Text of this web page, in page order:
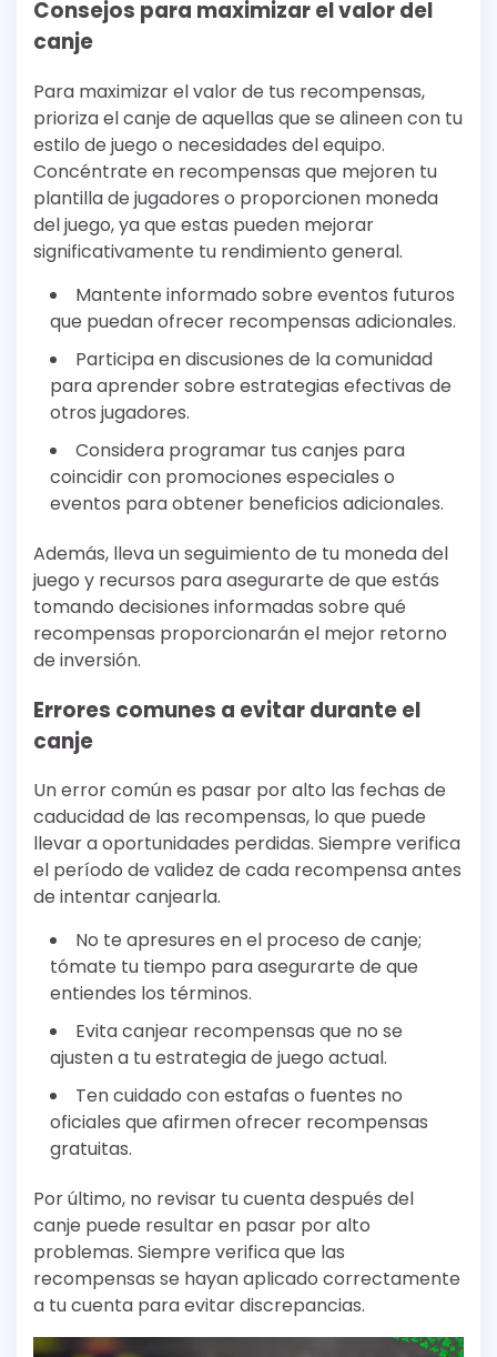
Consejos para maximizar el valor del
canje
Para maximizar el valor de tus recompensas,
prioriza el canje de aquellas que se alineen con tu
estilo de juego o necesidades del equipo.
Concéntrate en recompensas que mejoren tu
plantilla de jugadores o proporcionen moneda
del juego, ya que estas pueden mejorar
significativamente tu rendimiento general.
Mantente informado sobre eventos futuros
que puedan ofrecer recompensas adicionales.
Participa en discusiones de la comunidad
para aprender sobre estrategias efectivas de
otros jugadores.
Considera programar tus canjes para
coincidir con promociones especiales o
eventos para obtener beneficios adicionales.
Además, lleva un seguimiento de tu moneda del
juego y recursos para asegurarte de que estás
tomando decisiones informadas sobre qué
recompensas proporcionarán el mejor retorno
de inversión.
Errores comunes a evitar durante el
canje
Un error común es pasar por alto las fechas de
caducidad de las recompensas, lo que puede
llevar a oportunidades perdidas. Siempre verifica
el período de validez de cada recompensa antes
de intentar canjearla.
No te apresures en el proceso de canje;
tómate tu tiempo para asegurarte de que
entiendes los términos.
Evita canjear recompensas que no se
ajusten a tu estrategia de juego actual.
Ten cuidado con estafas o fuentes no
oficiales que afirmen ofrecer recompensas
gratuitas.
Por último, no revisar tu cuenta después del
canje puede resultar en pasar por alto
problemas. Siempre verifica que las
recompensas se hayan aplicado correctamente
a tu cuenta para evitar discrepancias.